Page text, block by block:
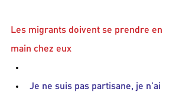
Les migrants doivent se prendre en
main chez eux
Je ne suis pas partisane, je n’ai